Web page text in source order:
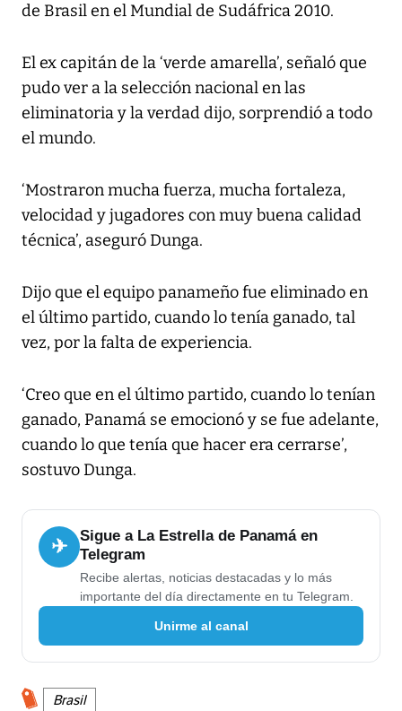
de Brasil en el Mundial de Sudáfrica 2010.
El ex capitán de la ‘verde amarella’, señaló que
pudo ver a la selección nacional en las
eliminatoria y la verdad dijo, sorprendió a todo
el mundo.
‘Mostraron mucha fuerza, mucha fortaleza,
velocidad y jugadores con muy buena calidad
técnica’, aseguró Dunga.
Dijo que el equipo panameño fue eliminado en
el último partido, cuando lo tenía ganado, tal
vez, por la falta de experiencia.
‘Creo que en el último partido, cuando lo tenían
ganado, Panamá se emocionó y se fue adelante,
cuando lo que tenía que hacer era cerrarse’,
sostuvo Dunga.
✈
Sigue a La Estrella de Panamá en
Telegram
Recibe alertas, noticias destacadas y lo más
importante del día directamente en tu Telegram.
Unirme al canal
Brasil